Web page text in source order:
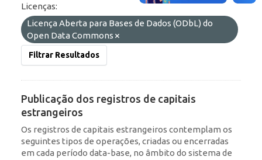
Licenças:
Licença Aberta para Bases de Dados (ODbL) do
Open Data Commons
Filtrar Resultados
Publicação dos registros de capitais
estrangeiros
Os registros de capitais estrangeiros contemplam os
seguintes tipos de operações, criadas ou encerradas
em cada período data-base, no âmbito do sistema de